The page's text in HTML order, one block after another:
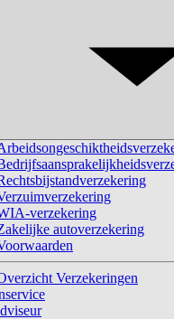
verzekering
autoverzekering
Verzekeringen